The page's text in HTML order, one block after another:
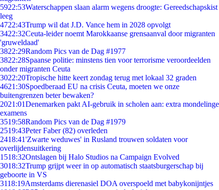
5922:53Waterschappen slaan alarm wegens droogte: Gereedschapskist
leeg
4722:43Trump wil dat J.D. Vance hem in 2028 opvolgt
3422:32Ceuta-leider noemt Marokkaanse grensaanval door migranten
'gruweldaad'
3822:29Random Pics van de Dag #1977
3822:28Spaanse politie: minstens tien voor terrorisme veroordeelden
onder migranten Ceuta
3022:20Tropische hitte keert zondag terug met lokaal 32 graden
4621:30Spoedberaad EU na crisis Ceuta, moeten we onze
buitengrenzen beter bewaken?
2021:01Denemarken pakt AI-gebruik in scholen aan: extra mondelinge
examens
3519:58Random Pics van de Dag #1979
2519:43Peter Faber (82) overleden
2418:41'Zwarte weduwes' in Rusland trouwen soldaten voor
overlijdensuitkering
1518:32Ontslagen bij Halo Studios na Campaign Evolved
3018:32Trump grijpt weer in op automatisch staatsburgerschap bij
geboorte in VS
3118:19Amsterdams dierenasiel DOA overspoeld met babykonijntjes